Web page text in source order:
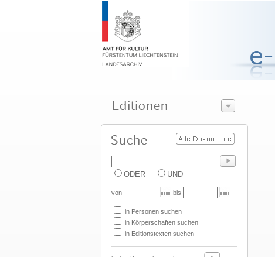
ODER UND
von bis
in Personen suchen
in Körperschaften suchen
in Editionstexten suchen